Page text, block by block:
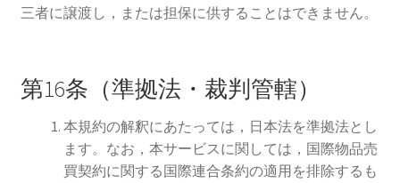
三者に譲渡し，または担保に供することはできません。
第16条（準拠法・裁判管轄）
本規約の解釈にあたっては，日本法を準拠法とし
ます。なお，本サービスに関しては，国際物品売
買契約に関する国際連合条約の適用を排除するも